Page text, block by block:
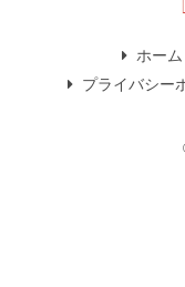
ホーム
プライバシー